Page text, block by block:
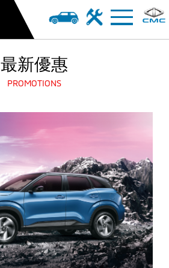
最新優惠
PROMOTIONS